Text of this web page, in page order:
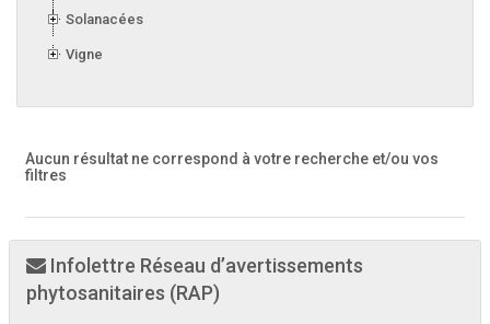
Solanacées
Vigne
Aucun résultat ne correspond à votre recherche et/ou vos
filtres
Infolettre Réseau d’avertissements
phytosanitaires (RAP)